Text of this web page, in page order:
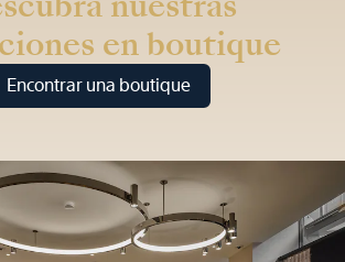
en boutique
Encontrar una boutique